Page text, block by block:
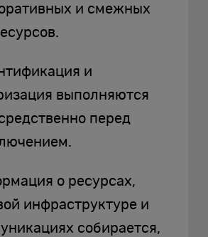
и смежных
и
выполняются
перед
о ресурсах,
инфраструктуре и
собирается,